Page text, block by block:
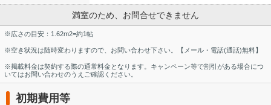
満室のため、お問合せできません
※広さの目安：1.62m2=約1帖
※空き状況は随時変わりますので、お問い合わせ下さい。【メール・電話(通話)無料】
※掲載料金は契約する際の通常料金となります。キャンペーン等で割引がある場合につ
いてはお問い合わせのうえご確認ください。
初期費用等